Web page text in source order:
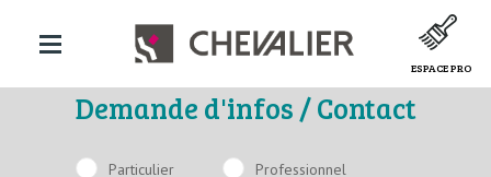
ESPACE PRO
Demande d'infos / Contact
Particulier Professionnel